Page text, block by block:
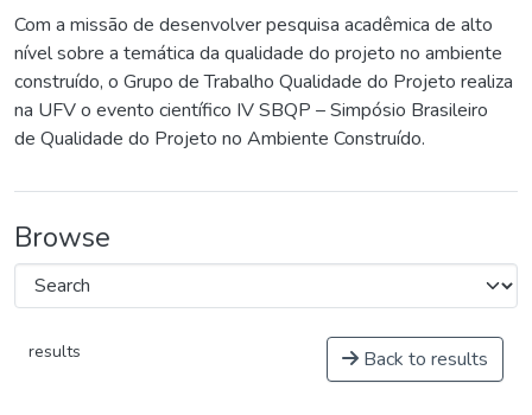
Com a missão de desenvolver pesquisa acadêmica de alto
nível sobre a temática da qualidade do projeto no ambiente
construído, o Grupo de Trabalho Qualidade do Projeto realiza
na UFV o evento científico IV SBQP – Simpósio Brasileiro
de Qualidade do Projeto no Ambiente Construído.
Browse
results Back to results